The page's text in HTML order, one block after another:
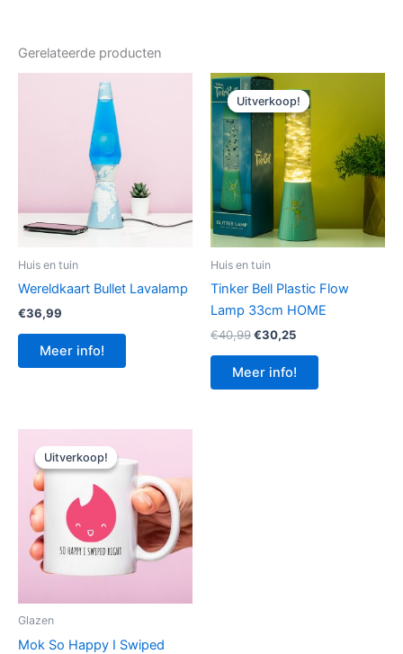
Gerelateerde producten
Huis en tuin
Wereldkaart Bullet Lavalamp
€36,99
Meer info!
Uitverkoop!
Uitverkoop!
Huis en tuin
Tinker Bell Plastic Flow
Lamp 33cm HOME
€40,99Oorspronkelijke
was:
€40,99.
€30,25Huidige
is:
€30,25.
Meer info!
Uitverkoop!
Uitverkoop!
Glazen
Mok So Happy I Swiped